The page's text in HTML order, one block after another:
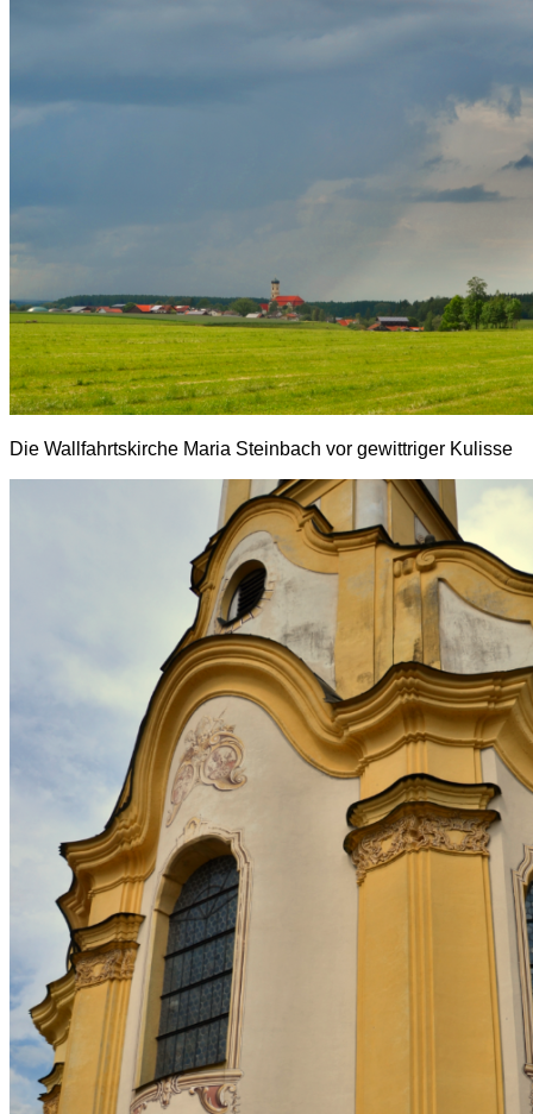
Die Wallfahrtskirche Maria Steinbach vor gewittriger Kulisse